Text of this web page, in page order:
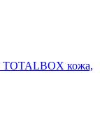
TOTALBOX кожа,